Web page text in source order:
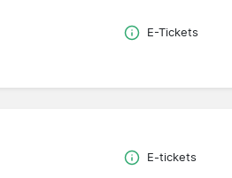
E-Tickets
E-tickets